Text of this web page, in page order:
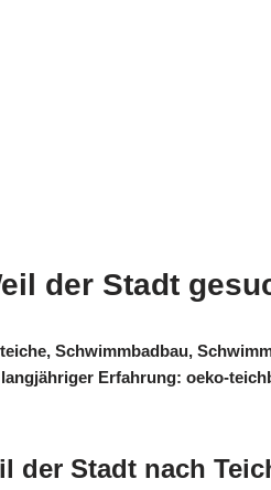
der Stadt
Schwimmbadbau,
Erfahrung: oeko-
der Stadt nach